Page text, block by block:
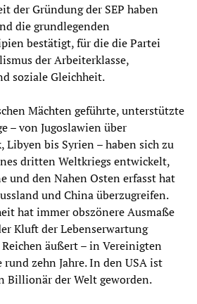
der Gründung der SEP haben
die grundlegenden
bestätigt, für die die Partei
der Arbeiterklasse,
soziale Gleichheit.
Mächten geführte, unterstützte
– von Jugoslawien über
Libyen bis Syrien – haben sich zu
dritten Weltkriegs entwickelt,
und den Nahen Osten erfasst hat
und China überzugreifen.
hat immer obszönere Ausmaße
Kluft der Lebenserwartung
äußert – in Vereinigten
zehn Jahre. In den USA ist
Billionär der Welt geworden.